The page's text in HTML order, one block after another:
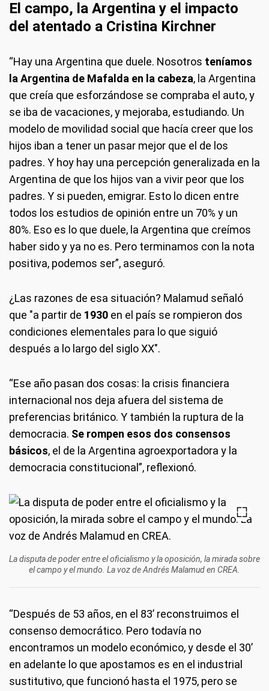
El campo, la Argentina y el impacto
del atentado a Cristina Kirchner
“Hay una Argentina que duele. Nosotros teníamos
la Argentina de Mafalda en la cabeza, la Argentina
que creía que esforzándose se compraba el auto, y
se iba de vacaciones, y mejoraba, estudiando. Un
modelo de movilidad social que hacía creer que los
hijos iban a tener un pasar mejor que el de los
padres. Y hoy hay una percepción generalizada en la
Argentina de que los hijos van a vivir peor que los
padres. Y si pueden, emigrar. Esto lo dicen entre
todos los estudios de opinión entre un 70% y un
80%. Eso es lo que duele, la Argentina que creímos
haber sido y ya no es. Pero terminamos con la nota
positiva, podemos ser”, aseguró.
¿Las razones de esa situación? Malamud señaló
que "a partir de 1930 en el país se rompieron dos
condiciones elementales para lo que siguió
después a lo largo del siglo XX".
“Ese año pasan dos cosas: la crisis financiera
internacional nos deja afuera del sistema de
preferencias británico. Y también la ruptura de la
democracia. Se rompen esos dos consensos
básicos, el de la Argentina agroexportadora y la
democracia constitucional”, reflexionó.
La disputa de poder entre el oficialismo y la oposición, la mirada sobre
el campo y el mundo. La voz de Andrés Malamud en CREA.
“Después de 53 años, en el 83’ reconstruimos el
consenso democrático. Pero todavía no
encontramos un modelo económico, y desde el 30’
en adelante lo que apostamos es en el industrial
sustitutivo, que funcionó hasta el 1975, pero se